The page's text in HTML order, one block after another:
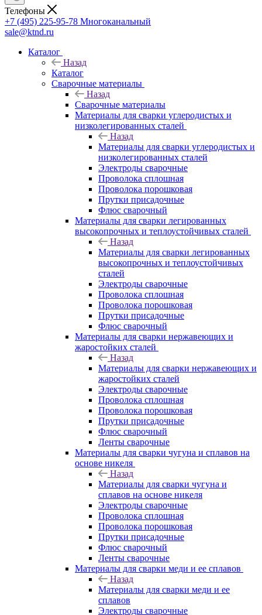
Телефоны
+7 (495) 225-95-78 Многоканальный
sale@ktnd.ru
Каталог
Назад
Каталог
Сварочные материалы
Назад
Сварочные материалы
Материалы для сварки углеродистых и
низколегированных сталей
Назад
Материалы для сварки углеродистых и
низколегированных сталей
Электроды сварочные
Проволока сплошная
Проволока порошковая
Прутки присадочные
Флюс сварочный
Материалы для сварки легированных
высокопрочных и теплоустойчивых сталей
Назад
Материалы для сварки легированных
высокопрочных и теплоустойчивых
сталей
Электроды сварочные
Проволока сплошная
Проволока порошковая
Прутки присадочные
Флюс сварочный
Материалы для сварки нержавеющих и
жаростойких сталей
Назад
Материалы для сварки нержавеющих и
жаростойких сталей
Электроды сварочные
Проволока сплошная
Проволока порошковая
Прутки присадочные
Флюс сварочный
Ленты сварочные
Материалы для сварки чугуна и сплавов на
основе никеля
Назад
Материалы для сварки чугуна и
сплавов на основе никеля
Электроды сварочные
Проволока сплошная
Проволока порошковая
Прутки присадочные
Флюс сварочный
Ленты сварочные
Материалы для сварки меди и ее сплавов
Назад
Материалы для сварки меди и ее
сплавов
Электроды сварочные